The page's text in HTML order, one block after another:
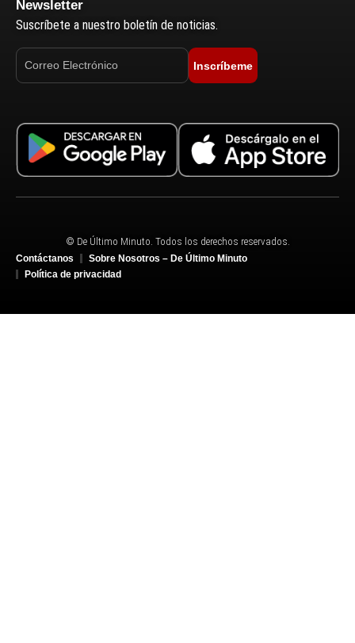
Newsletter
Suscríbete a nuestro boletín de noticias.
Inscríbeme
© De Último Minuto. Todos los derechos reservados.
Contáctanos
Sobre Nosotros – De Último Minuto
Política de privacidad